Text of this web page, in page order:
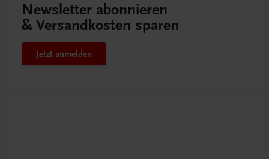
Newsletter abonnieren
& Versandkosten sparen
Jetzt anmelden